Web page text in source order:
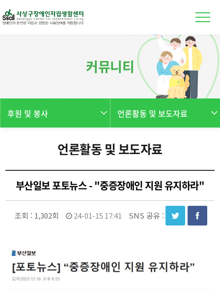
커뮤니티
후원 및 봉사 언론활동 및 보도자료
언론활동 및 보도자료
부산일보 포토뉴스 - "중증장애인 지원 유지하라"
조회 : 1,302회 24-01-15 17:41 SNS 공유 :